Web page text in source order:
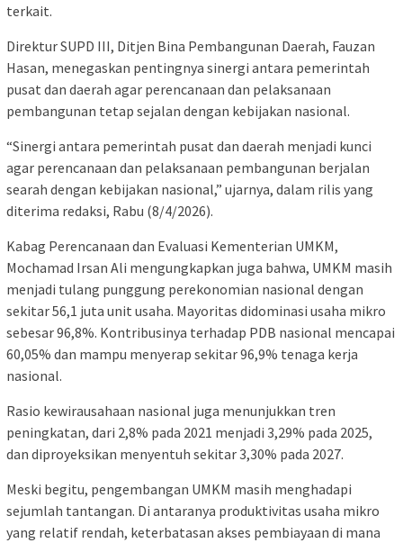
terkait.
Direktur SUPD III, Ditjen Bina Pembangunan Daerah, Fauzan
Hasan, menegaskan pentingnya sinergi antara pemerintah
pusat dan daerah agar perencanaan dan pelaksanaan
pembangunan tetap sejalan dengan kebijakan nasional.
“Sinergi antara pemerintah pusat dan daerah menjadi kunci
agar perencanaan dan pelaksanaan pembangunan berjalan
searah dengan kebijakan nasional,” ujarnya, dalam rilis yang
diterima redaksi, Rabu (8/4/2026).
Kabag Perencanaan dan Evaluasi Kementerian UMKM,
Mochamad Irsan Ali mengungkapkan juga bahwa, UMKM masih
menjadi tulang punggung perekonomian nasional dengan
sekitar 56,1 juta unit usaha. Mayoritas didominasi usaha mikro
sebesar 96,8%. Kontribusinya terhadap PDB nasional mencapai
60,05% dan mampu menyerap sekitar 96,9% tenaga kerja
nasional.
Rasio kewirausahaan nasional juga menunjukkan tren
peningkatan, dari 2,8% pada 2021 menjadi 3,29% pada 2025,
dan diproyeksikan menyentuh sekitar 3,30% pada 2027.
Meski begitu, pengembangan UMKM masih menghadapi
sejumlah tantangan. Di antaranya produktivitas usaha mikro
yang relatif rendah, keterbatasan akses pembiayaan di mana